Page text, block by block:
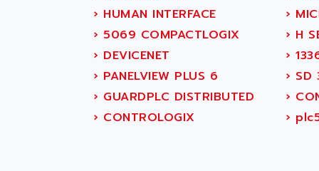
APRIL 7000
SMC50
SMC600
SMC25 et SMC 35
SMC 50 / SMC 600
SMC 600
ABRACON
ABS COMPUTERS
ABS SYSTEM
ABSOCODER
ABUS
ABUS ELECTRONIC
› HUMAN INTERFACE ›
› 5069 COMPACTLOGIX › H
› DEVICENET ›
› PANELVIEW PLUS 6 › SD
› GUARDPLC DISTRIBUTED ›
› CONTROLOGIX ›